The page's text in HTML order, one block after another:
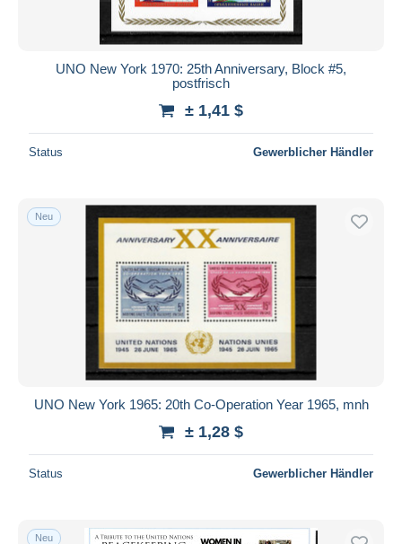
UNO New York 1970: 25th Anniversary, Block #5,
postfrisch
± 1,41 $
Status Gewerblicher Händler
Neu
UNO New York 1965: 20th Co-Operation Year 1965, mnh
± 1,28 $
Status Gewerblicher Händler
Neu